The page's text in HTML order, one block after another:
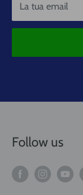
La tua email
Follow us